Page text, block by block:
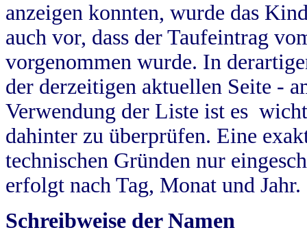
anzeigen konnten, wurde das
auch vor, dass der Taufeintrag
vorgenommen wurde. In
der derzeitigen aktuellen Seite -
Verwendung der Liste ist es
dahinter zu überprüfen. Eine
technischen Gründen nur
erfolgt nach Tag, Monat und Jahr.
Schreibweise der Namen